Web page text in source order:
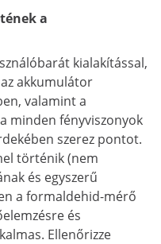
a
kialakítással,
akkumulátor
valamint a
minden fényviszonyok
szerez pontot.
történik (nem
és egyszerű
a formaldehid-mérő
és
Ellenőrizze